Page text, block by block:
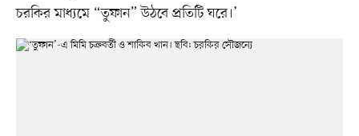
চরকির মাধ্যমে “তুফান” উঠবে প্রতিটি ঘরে।’